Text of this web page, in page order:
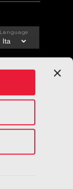
Language